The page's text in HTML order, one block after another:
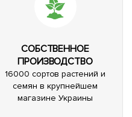
СОБСТВЕННОЕ
ПРОИЗВОДСТВО
16000 сортов растений и
семян в крупнейшем
магазине Украины